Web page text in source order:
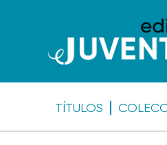
TÍTULOS